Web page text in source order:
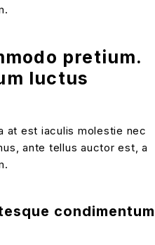
pretium.
luctus
at est iaculis molestie nec
ante tellus auctor est, a
condimentum